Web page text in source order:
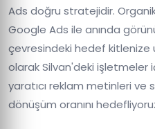
Ads doğru stratejidir. Organik
Google Ads ile anında
çevresindeki hedef kitlenize
olarak Silvan'deki
yaratıcı reklam metinleri ve
dönüşüm oranını